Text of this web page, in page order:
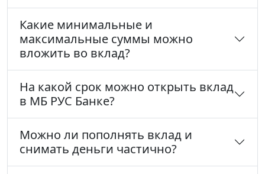
Какие минимальные и
максимальные суммы можно
вложить во вклад?
На какой срок можно открыть вклад
в МБ РУС Банке?
Можно ли пополнять вклад и
снимать деньги частично?